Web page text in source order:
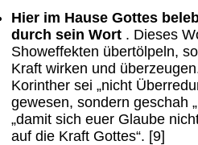
Hier im Hause Gottes
durch sein Wort . Dieses
Showeffekten übertölpeln,
Kraft wirken und
Korinther sei „nicht
gewesen, sondern geschah
„damit sich euer Glaube
auf die Kraft Gottes“. [9]